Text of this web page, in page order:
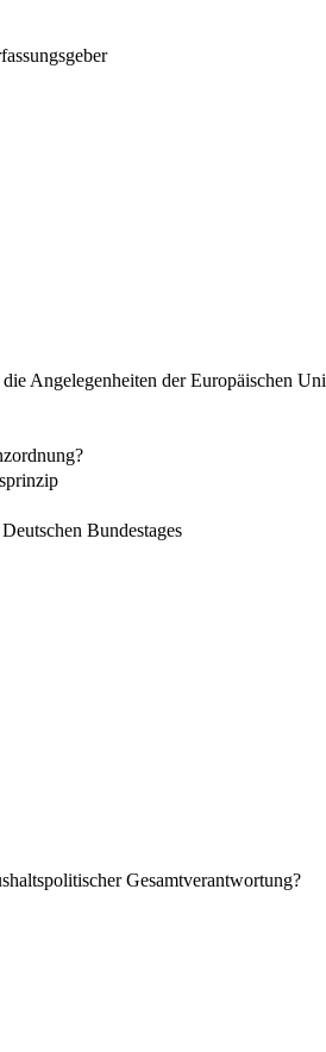
Angelegenheiten der Europäischen
Bundestages
Gesamtverantwortung?